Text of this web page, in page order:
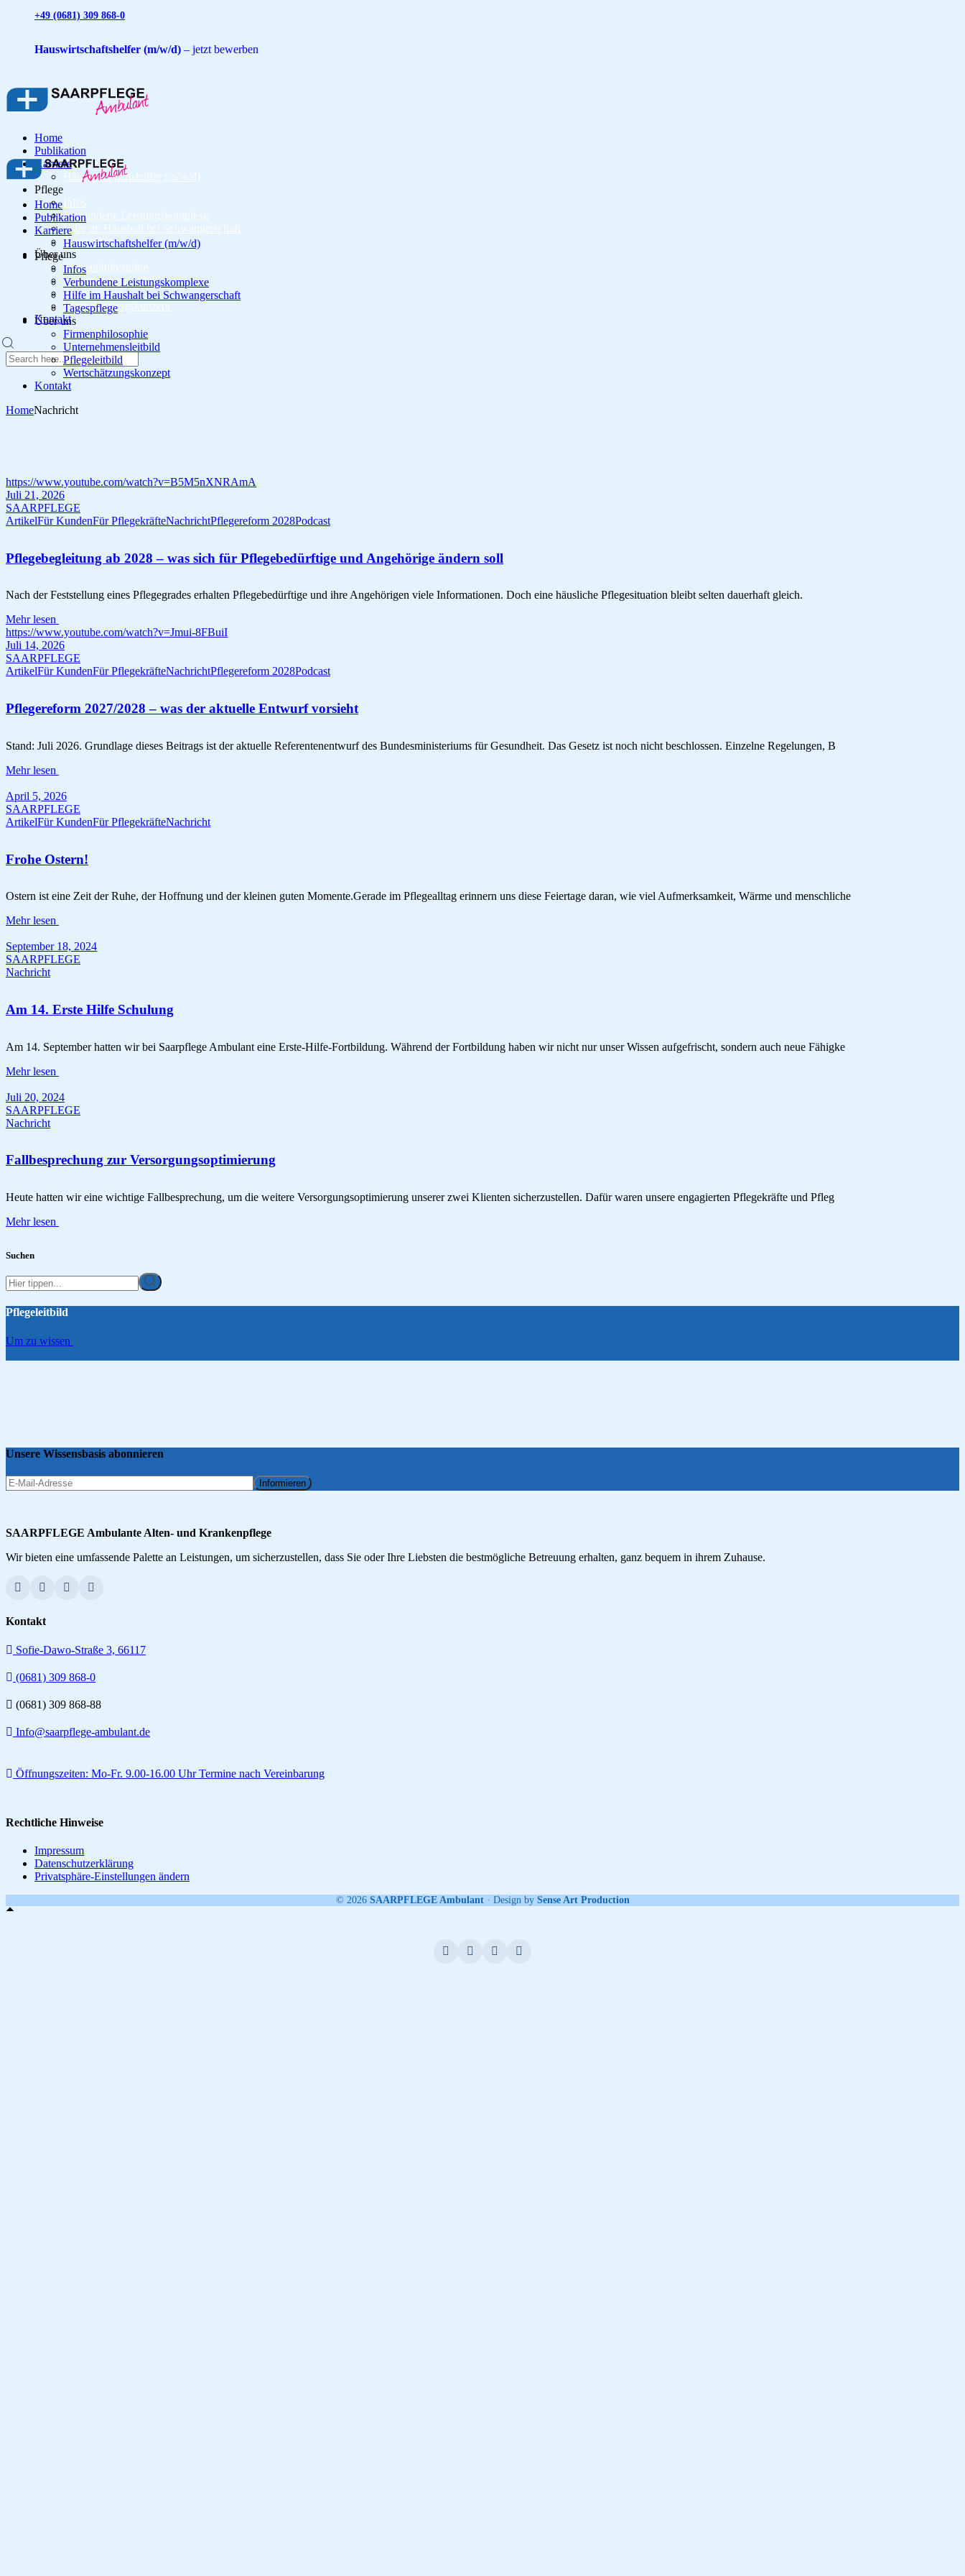
+49 (0681) 309 868-0
Hauswirtschaftshelfer (m/w/d) – jetzt bewerben
Home
Publikation
Karriere
Hauswirtschaftshelfer (m/w/d)
Pflege
Infos
Verbundene Leistungskomplexe
Hilfe im Haushalt bei Schwangerschaft
Tagespflege
Über uns
Firmenphilosophie
Unternehmensleitbild
Pflegeleitbild
Wertschätzungskonzept
Kontakt
Home
Publikation
Karriere
Hauswirtschaftshelfer (m/w/d)
Pflege
Infos
Verbundene Leistungskomplexe
Hilfe im Haushalt bei Schwangerschaft
Tagespflege
Über uns
Firmenphilosophie
Unternehmensleitbild
Pflegeleitbild
Wertschätzungskonzept
Kontakt
HomeNachricht
https://www.youtube.com/watch?v=B5M5nXNRAmA
Juli 21, 2026
SAARPFLEGE
ArtikelFür KundenFür PflegekräfteNachrichtPflegereform 2028Podcast
Pflegebegleitung ab 2028 – was sich für Pflegebedürftige und Angehörige ändern soll
Nach der Feststellung eines Pflegegrades erhalten Pflegebedürftige und ihre Angehörigen viele Informationen. Doch eine häusliche Pflegesituation bleibt selten dauerhaft gleich.
Mehr lesen
https://www.youtube.com/watch?v=Jmui-8FBuiI
Juli 14, 2026
SAARPFLEGE
ArtikelFür KundenFür PflegekräfteNachrichtPflegereform 2028Podcast
Pflegereform 2027/2028 – was der aktuelle Entwurf vorsieht
Stand: Juli 2026. Grundlage dieses Beitrags ist der aktuelle Referentenentwurf des Bundesministeriums für Gesundheit. Das Gesetz ist noch nicht beschlossen. Einzelne Regelungen, B
Mehr lesen
April 5, 2026
SAARPFLEGE
ArtikelFür KundenFür PflegekräfteNachricht
Frohe Ostern!
Ostern ist eine Zeit der Ruhe, der Hoffnung und der kleinen guten Momente.Gerade im Pflegealltag erinnern uns diese Feiertage daran, wie viel Aufmerksamkeit, Wärme und menschliche
Mehr lesen
September 18, 2024
SAARPFLEGE
Nachricht
Am 14. Erste Hilfe Schulung
Am 14. September hatten wir bei Saarpflege Ambulant eine Erste-Hilfe-Fortbildung. Während der Fortbildung haben wir nicht nur unser Wissen aufgefrischt, sondern auch neue Fähigke
Mehr lesen
Juli 20, 2024
SAARPFLEGE
Nachricht
Fallbesprechung zur Versorgungsoptimierung
Heute hatten wir eine wichtige Fallbesprechung, um die weitere Versorgungsoptimierung unserer zwei Klienten sicherzustellen. Dafür waren unsere engagierten Pflegekräfte und Pfleg
Mehr lesen
Suchen
Pflegeleitbild
Um zu wissen
Unsere Wissensbasis abonnieren
Informieren
SAARPFLEGE Ambulante Alten- und Krankenpflege
Wir bieten eine umfassende Palette an Leistungen, um sicherzustellen, dass Sie oder Ihre Liebsten die bestmögliche Betreuung erhalten, ganz bequem in ihrem Zuhause.
Kontakt
Sofie-Dawo-Straße 3, 66117
(0681) 309 868-0
(0681) 309 868-88
Info@saarpflege-ambulant.de
Öffnungszeiten: Mo-Fr. 9.00-16.00 Uhr Termine nach Vereinbarung
Rechtliche Hinweise
Impressum
Datenschutzerklärung
Privatsphäre-Einstellungen ändern
© 2026 SAARPFLEGE Ambulant · Design by Sense Art Production